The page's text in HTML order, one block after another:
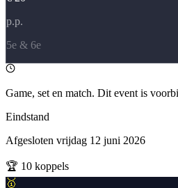
p.p.
5e & 6e
Game, set en match. Dit event is
Eindstand
Afgesloten vrijdag 12 juni 2026
🏆 10 koppels
🥇